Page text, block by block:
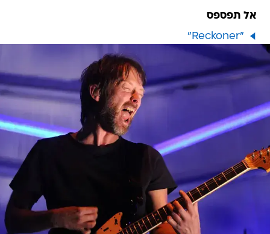
אל תפספס
"Reckoner"